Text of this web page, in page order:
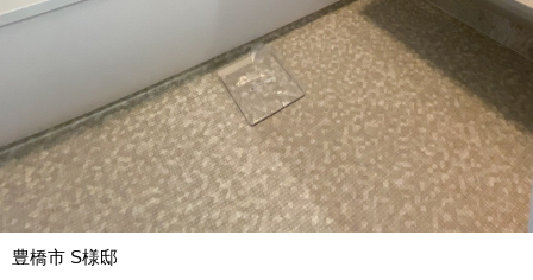
豊橋市 S様邸